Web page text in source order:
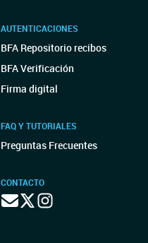
AUTENTICACIONES
BFA Repositorio recibos
BFA Verificación
Firma digital
FAQ Y TUTORIALES
Preguntas Frecuentes
CONTACTO